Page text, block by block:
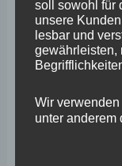
April 2026
März 2026
Februar 2026
Januar 2026
soll sowohl für
unsere
lesbar und
gewährleisten,
Wir
unter anderem